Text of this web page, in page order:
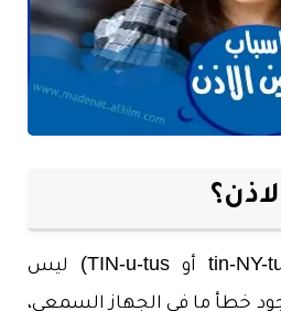
طنين الأذن (يُنطق tin-NY-tus أو TIN-u-tus) ليس
خطأ ما في الجهاز السمعي،